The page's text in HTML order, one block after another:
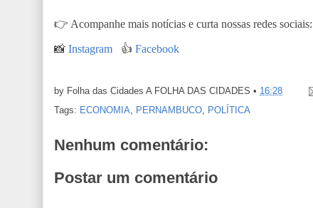
👉 Acompanhe mais notícias e curta nossas redes sociais:
📸 Instagram 👍 Facebook
by Folha das Cidades A FOLHA DAS CIDADES • 16:28
Tags: ECONOMIA, PERNAMBUCO, POLÍTICA
Nenhum comentário:
Postar um comentário